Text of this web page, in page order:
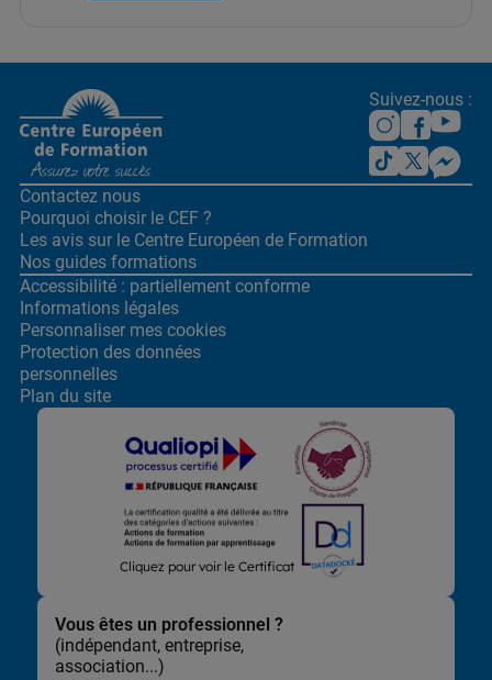
Suivez-nous :
Cliquez pour voir le Certificat
Contactez nous
Pourquoi choisir le CEF ?
Les avis sur le Centre Européen de Formation
Nos guides formations
Accessibilité : partiellement conforme
Informations légales
Personnaliser mes cookies
Protection des données
personnelles
Plan du site
Vous êtes un professionnel ?
(indépendant, entreprise,
association...)
Lors de la navigation sur notre site, nous recueillons et traitons
des données vous concernant qui nous permettent de vous
de vous adresser, directement ou via des partenaires, des
communications et publicités personnalisées et de mesurer
leur efficacité. Elles nous permettent également d’adapter le
contenu de notre site à vos préférences, de vous faciliter le